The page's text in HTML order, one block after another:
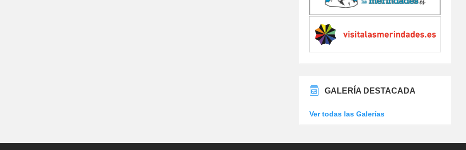
GALERÍA DESTACADA
Ver todas las Galerías